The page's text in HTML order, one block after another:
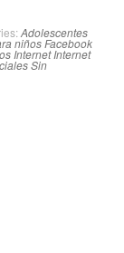
Adolescentes
niñosFacebook
Internet Internet
Sin